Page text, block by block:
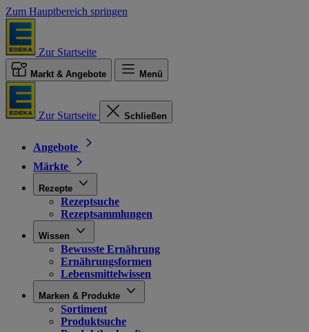
Zum Hauptbereich springen
Zur Startseite
Markt & Angebote Menü
Zur Startseite Schließen
Angebote
Märkte
Rezepte
Rezeptsuche
Rezeptsammlungen
Wissen
Bewusste Ernährung
Ernährungsformen
Lebensmittelwissen
Marken & Produkte
Sortiment
Produktsuche